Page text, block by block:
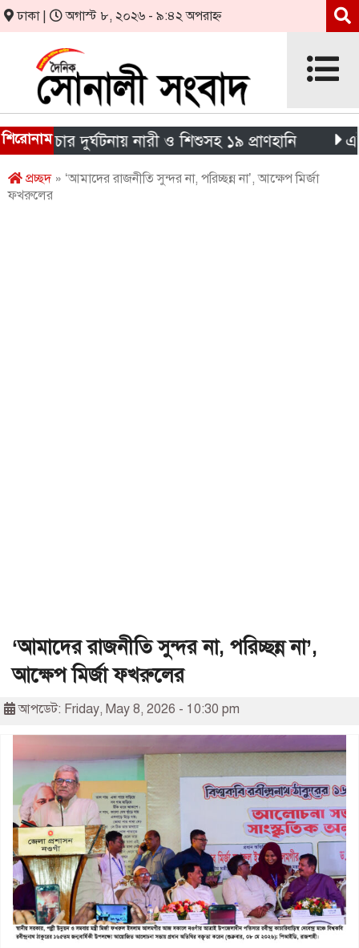
ঢাকা | অগাস্ট ৮, ২০২৬ - ৯:৪২ অপরাহ্ন
শিরোনাম
দুর্ঘটনায় নারী ও শিশুসহ ১৯ প্রাণহানি এইচএসসি
প্রচ্ছদ» ‘আমাদের রাজনীতি সুন্দর না, পরিচ্ছন্ন না’, আক্ষেপ মির্জা
ফখরুলের
‘আমাদের রাজনীতি সুন্দর না, পরিচ্ছন্ন না’,
আক্ষেপ মির্জা ফখরুলের
আপডেট: Friday, May 8, 2026 - 10:30 pm